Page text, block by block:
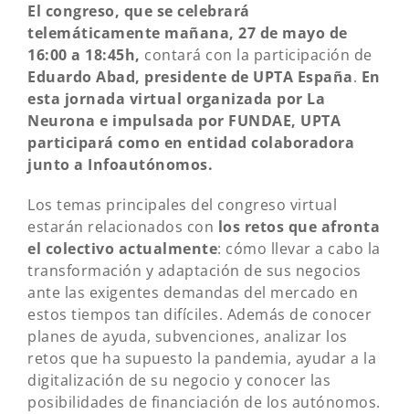
El congreso, que se celebrará
telemáticamente mañana, 27 de mayo de
16:00 a 18:45h, contará con la participación de
Eduardo Abad, presidente de UPTA España. En
esta jornada virtual organizada por La
Neurona e impulsada por FUNDAE, UPTA
participará como en entidad colaboradora
junto a Infoautónomos.
Los temas principales del congreso virtual
estarán relacionados con los retos que afronta
el colectivo actualmente: cómo llevar a cabo la
transformación y adaptación de sus negocios
ante las exigentes demandas del mercado en
estos tiempos tan difíciles. Además de conocer
planes de ayuda, subvenciones, analizar los
retos que ha supuesto la pandemia, ayudar a la
digitalización de su negocio y conocer las
posibilidades de financiación de los autónomos.